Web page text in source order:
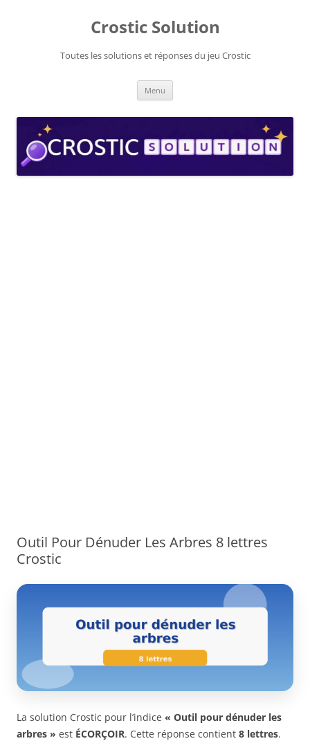
Crostic Solution
Toutes les solutions et réponses du jeu Crostic
Menu
Outil Pour Dénuder Les Arbres 8 lettres
Crostic
La solution Crostic pour l’indice « Outil pour dénuder les
arbres » est ÉCORÇOIR. Cette réponse contient 8 lettres.